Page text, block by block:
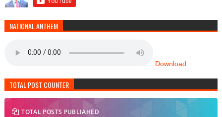
NATIONAL ANTHEM
Download
TOTAL POST COUNTER
TOTAL POSTS PUBLIAHED